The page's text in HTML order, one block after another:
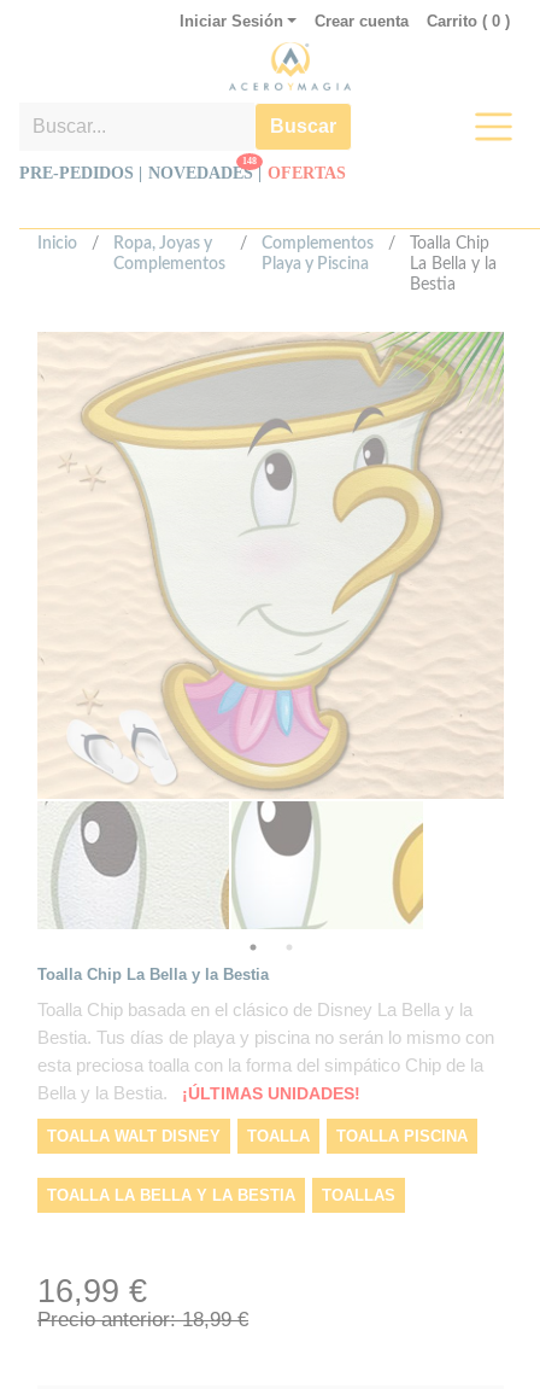
Carrito ( 0 )
Crear cuenta
Iniciar Sesión
Buscar
PRE-PEDIDOS | NOVEDADES
148
| OFERTAS
Inicio /
Ropa, Joyas y
Complementos
/ Complementos
Playa y Piscina
/
Toalla Chip
La Bella y la
Bestia
Toalla Chip La Bella y la Bestia
Toalla Chip basada en el clásico de Disney La Bella y la
Bestia. Tus días de playa y piscina no serán lo mismo con
esta preciosa toalla con la forma del simpático Chip de la
Bella y la Bestia.
¡ÚLTIMAS UNIDADES!
TOALLA WALT DISNEY TOALLA TOALLA PISCINA
TOALLA LA BELLA Y LA BESTIA TOALLAS
TOALLA DISNEYLAND
16,99 €
Precio anterior: 18,99 €